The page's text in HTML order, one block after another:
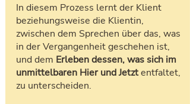
In diesem Prozess lernt der Klient
beziehungsweise die Klientin,
zwischen dem Sprechen über das, was
in der Vergangenheit geschehen ist,
und dem Erleben dessen, was sich im
unmittelbaren Hier und Jetzt entfaltet,
zu unterscheiden.